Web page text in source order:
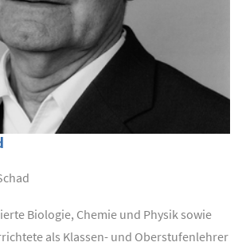
Biologie, Chemie und Physik sowie
als Klassen- und Oberstufenlehrer